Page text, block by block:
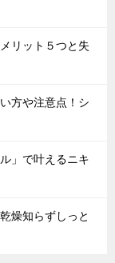
リット５つと失
方や注意点！シ
」で叶えるニキ
燥知らずしっと